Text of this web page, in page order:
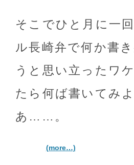
そこでひと月に一
ル長崎弁で何か書
うと思い立ったワ
たら何ば書いてみ
あ……。
(more…)